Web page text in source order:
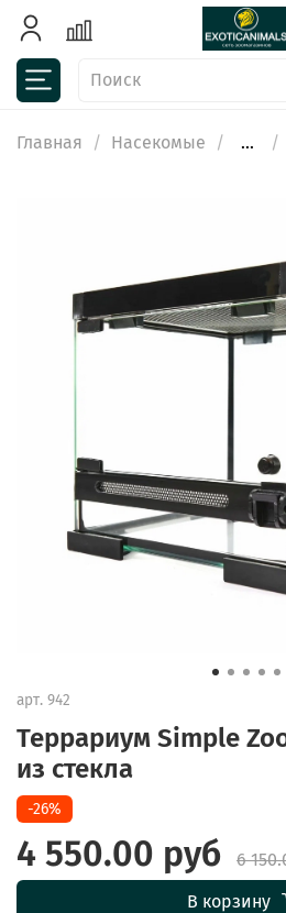
Главная Насекомые ...
арт. 942
Террариум Simple
из стекла
-26%
4 550.00 руб
6
В корзину